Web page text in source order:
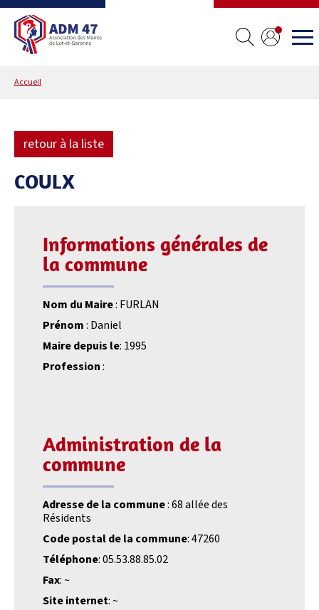
Accueil
retour à la liste
COULX
Informations générales de
la commune
Nom du Maire: FURLAN
Prénom: Daniel
Maire depuis le: 1995
Profession:
Administration de la
commune
Adresse de la commune: 68 allée des
Résidents
Code postal de la commune: 47260
Téléphone: 05.53.88.85.02
Fax: ~
Site internet: ~